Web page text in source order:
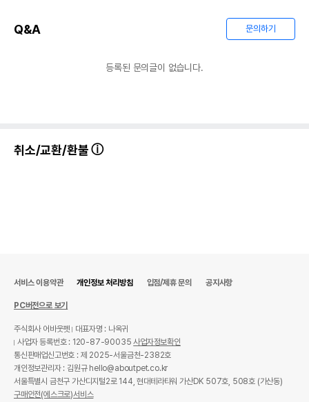
Q&A 문의하기
등록된 문의글이 없습니다.
취소/교환/환불
서비스 이용약관 개인정보 처리방침 입점/제휴 문의 공지사항
PC버전으로 보기
주식회사 어바웃펫
대표자명 : 나옥귀
사업자 등록번호 : 120-87-90035사업자정보확인
통신판매업신고번호 : 제 2025-서울금천-2382호
개인정보관리자 : 김원규 hello@aboutpet.co.kr
서울특별시 금천구 가산디지털2로 144, 현대테라타워 가산DK 507호, 508호 (가산동)
구매안전(에스크로)서비스